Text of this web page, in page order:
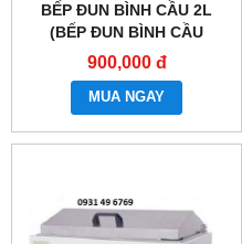
BẾP ĐUN BÌNH CẦU 2L
(BẾP ĐUN BÌNH CẦU
2000ML)
900,000 đ
MUA NGAY